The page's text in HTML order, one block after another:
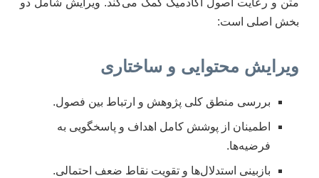
بخش اصلی است:
ویرایش محتوایی و ساختاری
بررسی منطق کلی پژوهش و ارتباط بین فصول.
اطمینان از پوشش کامل اهداف و پاسخگویی به
فرضیه‌ها.
بازبینی استدلال‌ها و تقویت نقاط ضعف احتمالی.